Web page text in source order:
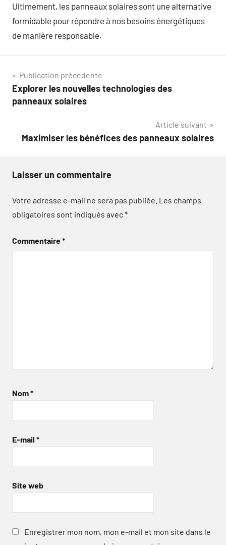
Ultimement, les panneaux solaires sont une alternative
formidable pour répondre à nos besoins énergétiques
de manière responsable.
Navigation
de
Publication précédente
Explorer les nouvelles technologies des
panneaux solaires
Article suivant
Maximiser les bénéfices des panneaux solaires
Laisser un commentaire
Votre adresse e-mail ne sera pas publiée. Les champs
obligatoires sont indiqués avec*
Commentaire*
Nom*
E-mail *
Site web
Enregistrer mon nom, mon e-mail et mon site dans le